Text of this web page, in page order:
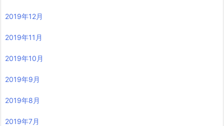
2019年12月
2019年11月
2019年10月
2019年9月
2019年8月
2019年7月